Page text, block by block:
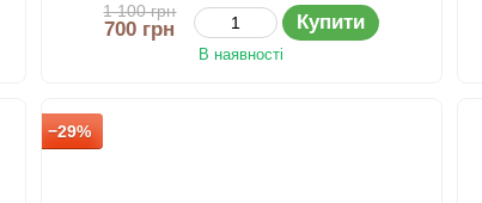
1 100 грн
700 грн Купити
В наявності
−29%